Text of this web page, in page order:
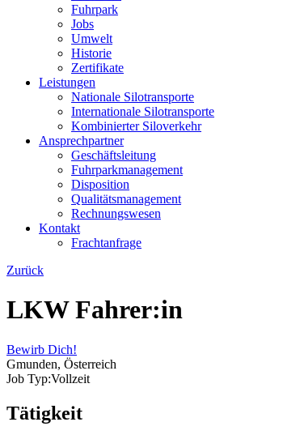
Fuhrpark
Jobs
Umwelt
Historie
Zertifikate
Leistungen
Nationale Silotransporte
Internationale Silotransporte
Kombinierter Siloverkehr
Ansprechpartner
Geschäftsleitung
Fuhrparkmanagement
Disposition
Qualitätsmanagement
Rechnungswesen
Kontakt
Frachtanfrage
Zurück
LKW Fahrer:in
Bewirb Dich!
Gmunden, Österreich
Job Typ:Vollzeit
Tätigkeit